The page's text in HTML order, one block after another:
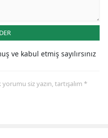
ve kabul etmiş sayılırsınız
siz yazın, tartışalım *